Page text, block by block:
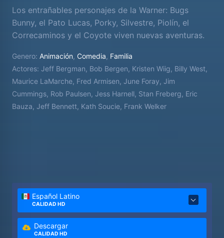
Los entrañables personajes de la Warner: Bugs
Bunny, el Pato Lucas, Porky, Silvestre, Piolín, el
Correcaminos y el Coyote viven nuevas aventuras.
Genero: Animación, Comedia, Familia
Actores: Jeff Bergman, Bob Bergen, Kristen Wiig, Billy West,
Maurice LaMarche, Fred Armisen, June Foray, Jim
Cummings, Rob Paulsen, Jess Harnell, Stan Freberg, Eric
Bauza, Jeff Bennett, Kath Soucie, Frank Welker
Español Latino
CALIDAD HD
Descargar
CALIDAD HD